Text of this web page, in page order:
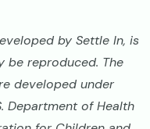
by Settle In, is
be reproduced. The
developed under
Department of Health